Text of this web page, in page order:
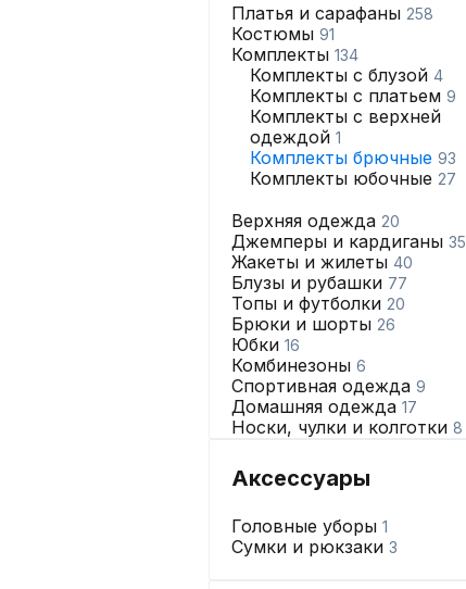
Платья и сарафаны 258
Костюмы 91
Комплекты 134
Комплекты с блузой 4
Комплекты с платьем 9
Комплекты с верхней
одеждой 1
Комплекты брючные 93
Комплекты юбочные 27
Верхняя одежда 20
Джемперы и кардиганы 35
Жакеты и жилеты 40
Блузы и рубашки 77
Топы и футболки 20
Брюки и шорты 26
Юбки 16
Комбинезоны 6
Спортивная одежда 9
Домашняя одежда 17
Носки, чулки и колготки 8
Аксессуары
Головные уборы 1
Сумки и рюкзаки 3